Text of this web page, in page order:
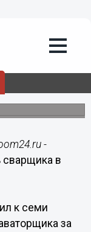
области
Советском
-
сварщика в
к семи
за